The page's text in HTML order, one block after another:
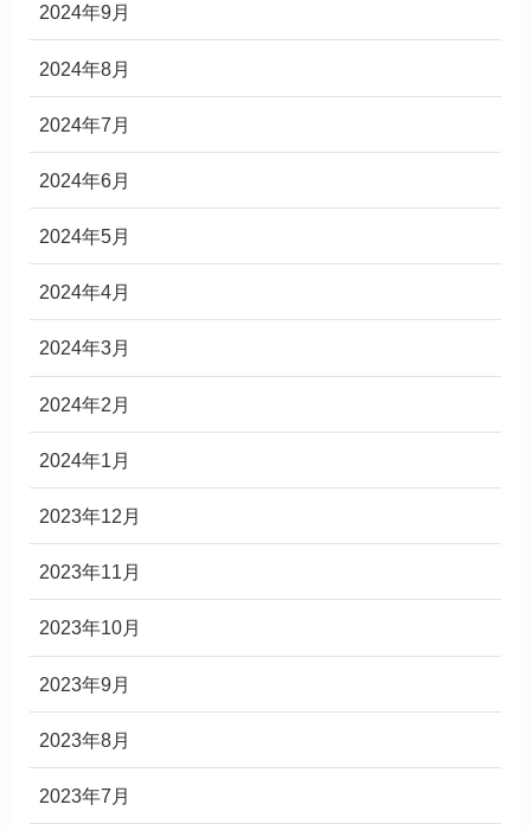
2024年9月
2024年8月
2024年7月
2024年6月
2024年5月
2024年4月
2024年3月
2024年2月
2024年1月
2023年12月
2023年11月
2023年10月
2023年9月
2023年8月
2023年7月